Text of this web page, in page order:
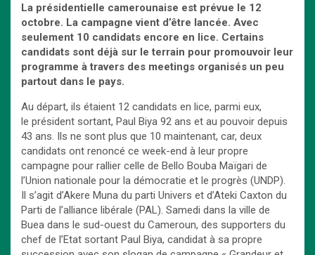
La présidentielle camerounaise est prévue le 12
octobre. La campagne vient d’être lancée. Avec
seulement 10 candidats encore en lice. Certains
candidats sont déjà sur le terrain pour promouvoir leur
programme à travers des meetings organisés un peu
partout dans le pays.
Au départ, ils étaient 12 candidats en lice, parmi eux,
le président sortant, Paul Biya 92 ans et au pouvoir depuis
43 ans. Ils ne sont plus que 10 maintenant, car, deux
candidats ont renoncé ce week-end à leur propre
campagne pour rallier celle de Bello Bouba Maïgari de
l’Union nationale pour la démocratie et le progrès (UNDP).
Il s’agit d’Akere Muna du parti Univers et d’Ateki Caxton du
Parti de l’alliance libérale (PAL). Samedi dans la ville de
Buea dans le sud-ouest du Cameroun, des supporters du
chef de l’Etat sortant Paul Biya, candidat à sa propre